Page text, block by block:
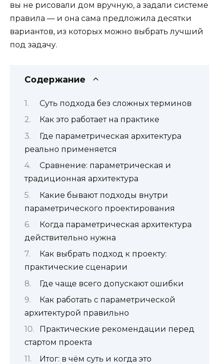
вы не рисовали дом вручную, а задали системе
правила — и она сама предложила десятки
вариантов, из которых можно выбрать лучший
под задачу.
Содержание
Суть подхода без сложных терминов
Как это работает на практике
Где параметрическая архитектура
реально применяется
Сравнение: параметрическая и
традиционная архитектура
Какие бывают подходы внутри
параметрического проектирования
Когда параметрическая архитектура
действительно нужна
Как выбрать подход к проекту:
практические сценарии
Где чаще всего допускают ошибки
Как работать с параметрической
архитектурой правильно
Практические рекомендации перед
стартом проекта
Итог: в чём суть и когда это